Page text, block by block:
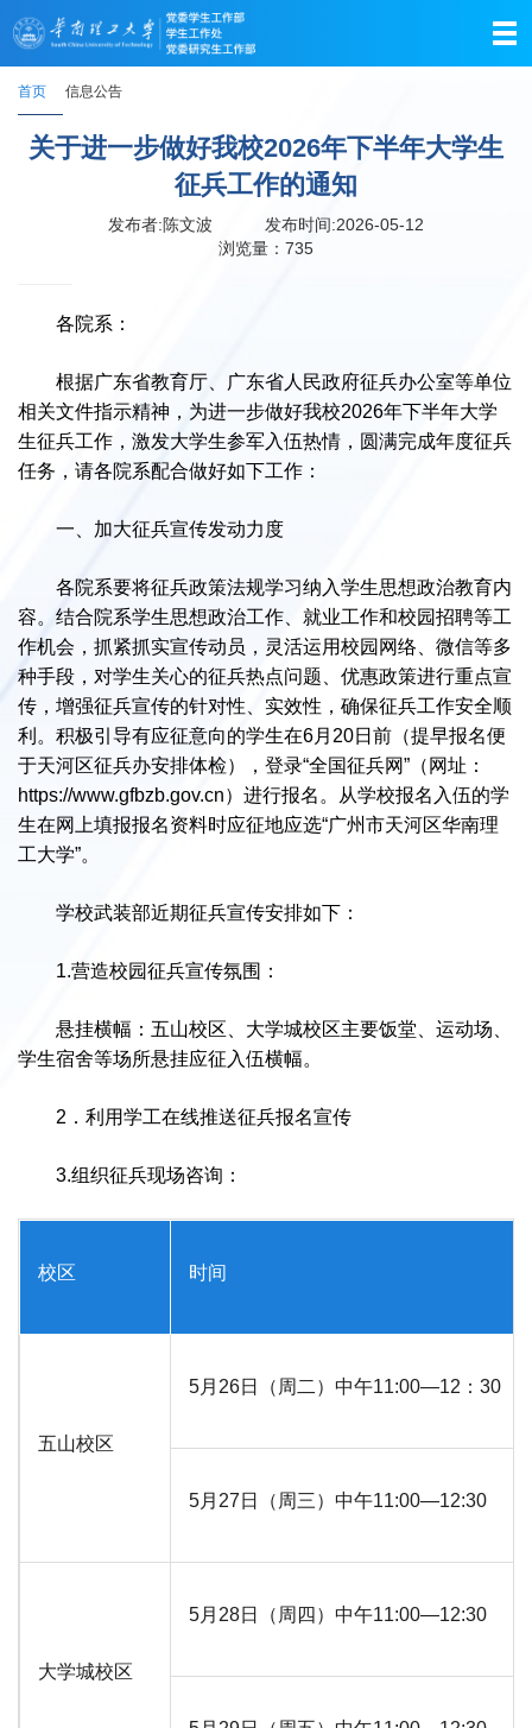
首页 信息公告
关于进一步做好我校2026年下半年大学生
征兵工作的通知
发布者:陈文波
发布时间:2026-05-12
浏览量： 735
各院系：
根据广东省教育厅、广东省人民政府征兵办公室等单位
相关文件指示精神，为进一步做好我校2026年下半年大学
生征兵工作，激发大学生参军入伍热情，圆满完成年度征兵
任务，请各院系配合做好如下工作：
一、加大征兵宣传发动力度
各院系要将征兵政策法规学习纳入学生思想政治教育内
容。结合院系学生思想政治工作、就业工作和校园招聘等工
作机会，抓紧抓实宣传动员，灵活运用校园网络、微信等多
种手段，对学生关心的征兵热点问题、优惠政策进行重点宣
传，增强征兵宣传的针对性、实效性，确保征兵工作安全顺
利。积极引导有应征意向的学生在6月20日前（提早报名便
于天河区征兵办安排体检），登录“全国征兵网”（网址：
https://www.gfbzb.gov.cn）进行报名。从学校报名入伍的学
生在网上填报报名资料时应征地应选“广州市天河区华南理
工大学”。
学校武装部近期征兵宣传安排如下：
1.营造校园征兵宣传氛围：
悬挂横幅：五山校区、大学城校区主要饭堂、运动场、
学生宿舍等场所悬挂应征入伍横幅。
2．利用学工在线推送征兵报名宣传
3.组织征兵现场咨询：
校区 时间
五山校区
5月26日（周二）中午11:00—12：30
5月27日（周三）中午11:00—12:30
大学城校区
5月28日（周四）中午11:00—12:30